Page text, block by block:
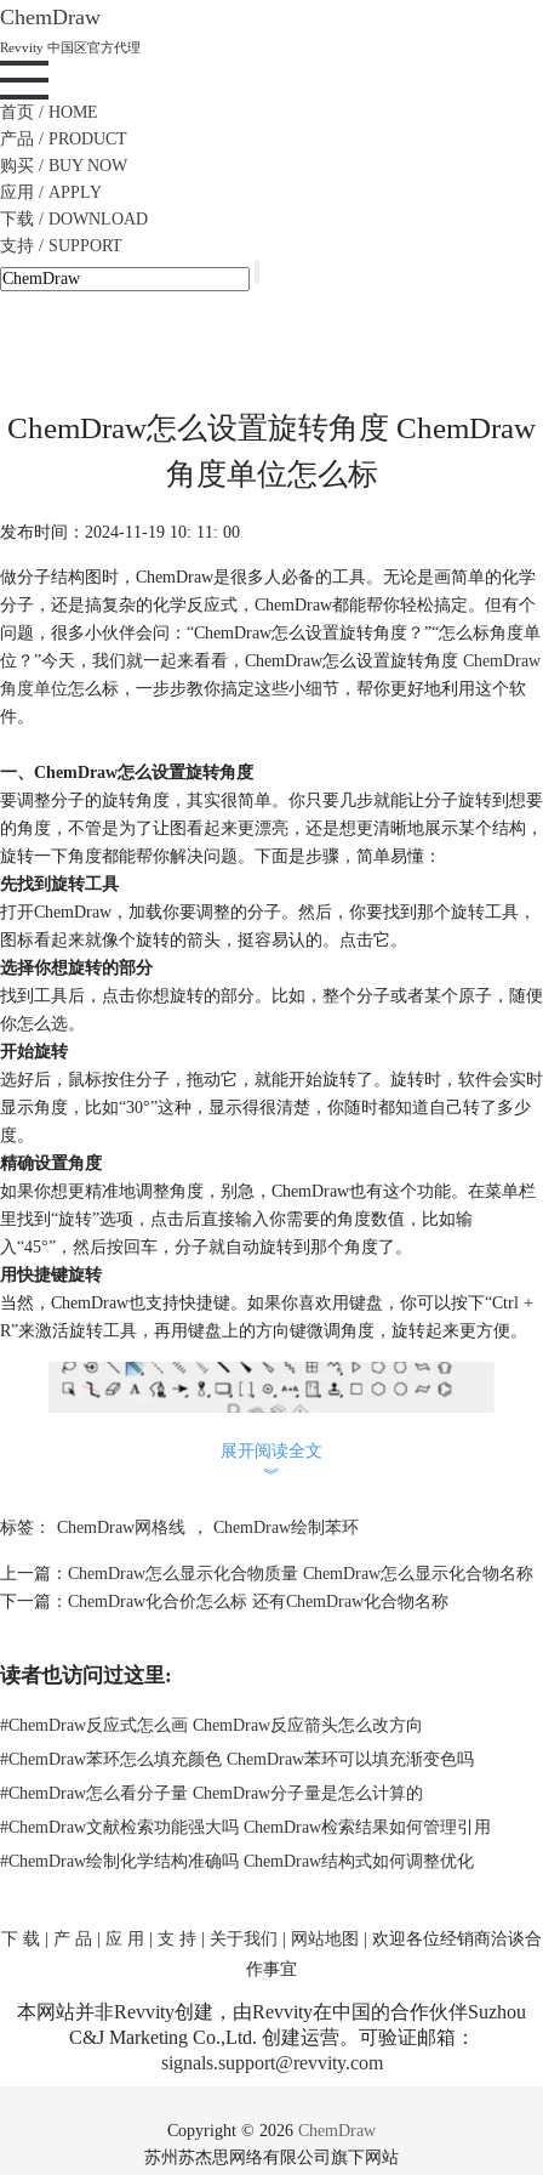
ChemDraw
Revvity 中国区官方代理
首页 / HOME
产品 / PRODUCT
购买 / BUY NOW
应用 / APPLY
下载 / DOWNLOAD
支持 / SUPPORT
ChemDraw怎么设置旋转角度 ChemDraw
角度单位怎么标
发布时间：2024-11-19 10: 11: 00
做分子结构图时，ChemDraw是很多人必备的工具。无论是画简单的化学
分子，还是搞复杂的化学反应式，ChemDraw都能帮你轻松搞定。但有个
问题，很多小伙伴会问：“ChemDraw怎么设置旋转角度？”“怎么标角度单
位？”今天，我们就一起来看看，ChemDraw怎么设置旋转角度 ChemDraw
角度单位怎么标，一步步教你搞定这些小细节，帮你更好地利用这个软
件。
一、ChemDraw怎么设置旋转角度
要调整分子的旋转角度，其实很简单。你只要几步就能让分子旋转到想要
的角度，不管是为了让图看起来更漂亮，还是想更清晰地展示某个结构，
旋转一下角度都能帮你解决问题。下面是步骤，简单易懂：
先找到旋转工具
打开ChemDraw，加载你要调整的分子。然后，你要找到那个旋转工具，
图标看起来就像个旋转的箭头，挺容易认的。点击它。
选择你想旋转的部分
找到工具后，点击你想旋转的部分。比如，整个分子或者某个原子，随便
你怎么选。
开始旋转
选好后，鼠标按住分子，拖动它，就能开始旋转了。旋转时，软件会实时
显示角度，比如“30°”这种，显示得很清楚，你随时都知道自己转了多少
度。
精确设置角度
如果你想更精准地调整角度，别急，ChemDraw也有这个功能。在菜单栏
里找到“旋转”选项，点击后直接输入你需要的角度数值，比如输
入“45°”，然后按回车，分子就自动旋转到那个角度了。
用快捷键旋转
当然，ChemDraw也支持快捷键。如果你喜欢用键盘，你可以按下“Ctrl +
R”来激活旋转工具，再用键盘上的方向键微调角度，旋转起来更方便。
标注角度单位是另一个常见操作，尤其是在涉及到分子角度分析时。
ChemDraw 提供了简单的方式来标注角度单位，以确保你在展示化学结构
时能清楚地表达每个角度的度数和单位。
选择角度工具
打开 ChemDraw，首先点击工具栏上的“角度”工具（通常显示为一个弯曲
绘制角度
接下来，点击并拖动鼠标在你想要标注角度的位置绘制。你需要选择两个
设置角度单位
在创建角度后，点击角度数字，右键选择“格式”，在弹出的菜单中可以设
置角度的单位（通常为度或弧度）。你可以根据需要选择合适的单位，并
完成角度设置后，你还可以调整角度的位置，让它更加美观清晰。调整好
展开阅读全文
︾
标签： ChemDraw网格线 ， ChemDraw绘制苯环
上一篇： ChemDraw怎么显示化合物质量 ChemDraw怎么显示化合物名称
下一篇： ChemDraw化合价怎么标 还有ChemDraw化合物名称
读者也访问过这里:
#ChemDraw反应式怎么画 ChemDraw反应箭头怎么改方向
#ChemDraw苯环怎么填充颜色 ChemDraw苯环可以填充渐变色吗
#ChemDraw怎么看分子量 ChemDraw分子量是怎么计算的
#ChemDraw文献检索功能强大吗 ChemDraw检索结果如何管理引用
#ChemDraw绘制化学结构准确吗 ChemDraw结构式如何调整优化
下 载 产 品 应 用 支 持 关于我们 网站地图
| 欢迎各位经销商洽谈合
作事宜
本网站并非Revvity创建，由Revvity在中国的合作伙伴Suzhou
C&J Marketing Co.,Ltd. 创建运营。可验证邮箱：
signals.support@revvity.com
Copyright © 2026 ChemDraw
苏州苏杰思网络有限公司旗下网站